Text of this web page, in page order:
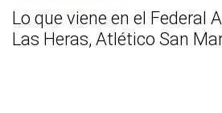
Lo que viene en el Federal
Las Heras, Atlético San